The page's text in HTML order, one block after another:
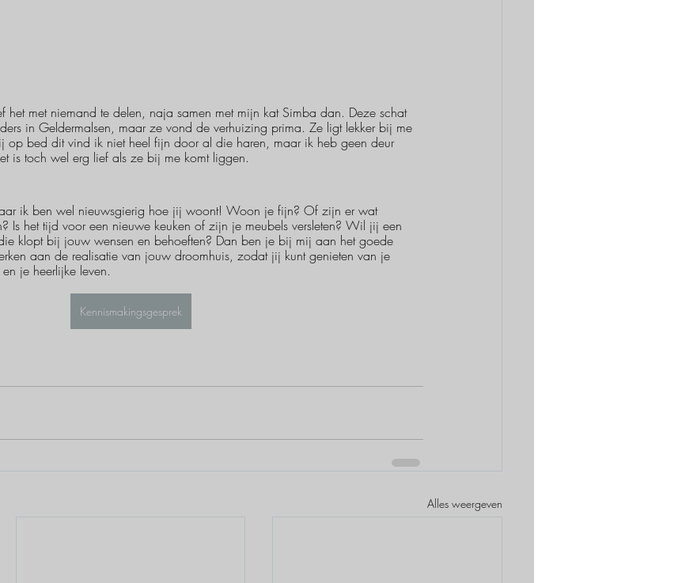
het met niemand te delen, naja samen met mijn kat Simba dan. Deze schat
in Geldermalsen, maar ze vond de verhuizing prima. Ze ligt lekker bij me
op bed dit vind ik niet heel fijn door al die haren, maar ik heb geen deur
is toch wel erg lief als ze bij me komt liggen.
ik ben wel nieuwsgierig hoe jij woont! Woon je fijn? Of zijn er wat
Is het tijd voor een nieuwe keuken of zijn je meubels versleten? Wil jij een
klopt bij jouw wensen en behoeften? Dan ben je bij mij aan het goede
aan de realisatie van jouw droomhuis, zodat jij kunt genieten van je
je heerlijke leven.
Kennismakingsgesprek
Alles weergeven